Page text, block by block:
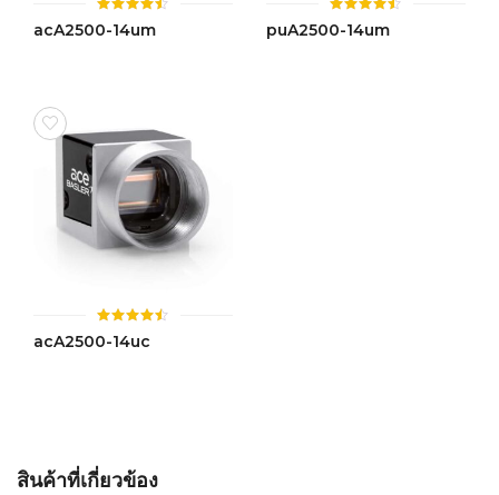
ให้
คะแนน
acA2500-14um
ให้
คะแนน
puA2500-14um
ให้
คะแนน
acA2500-14uc
สินค้าที่เกี่ยวข้อง